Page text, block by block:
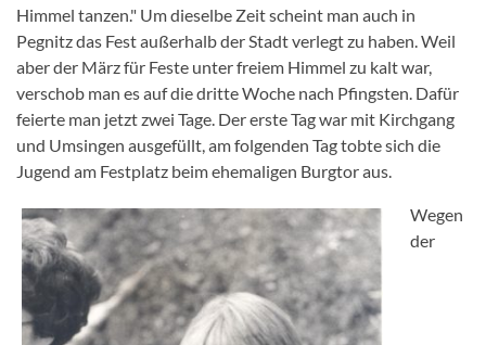
Himmel tanzen." Um dieselbe Zeit scheint man auch in
Pegnitz das Fest außerhalb der Stadt verlegt zu haben. Weil
aber der März für Feste unter freiem Himmel zu kalt war,
verschob man es auf die dritte Woche nach Pfingsten. Dafür
feierte man jetzt zwei Tage. Der erste Tag war mit Kirchgang
und Umsingen ausgefüllt, am folgenden Tag tobte sich die
Jugend am Festplatz beim ehemaligen Burgtor aus.
Wegen
der